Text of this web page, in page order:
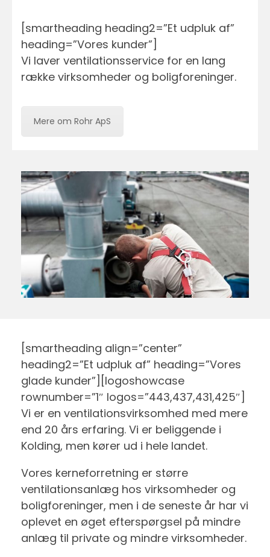
[smartheading heading2=”Et udpluk af”
heading=”Vores kunder”]
Vi laver ventilationsservice for en lang
række virksomheder og boligforeninger.
Mere om Rohr ApS
[smartheading align=”center”
heading2=”Et udpluk af” heading=”Vores
glade kunder”][logoshowcase
rownumber=”1″ logos=”443,437,431,425″]
Vi er en ventilationsvirksomhed med mere
end 20 års erfaring. Vi er beliggende i
Kolding, men kører ud i hele landet.
Vores kerneforretning er større
ventilationsanlæg hos virksomheder og
boligforeninger, men i de seneste år har vi
oplevet en øget efterspørgsel på mindre
anlæg til private og mindre virksomheder.